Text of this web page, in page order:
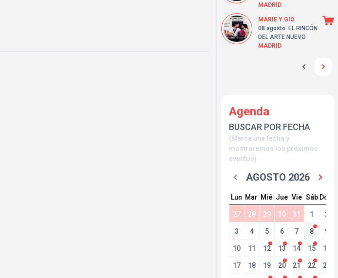
MADRID
MARIE Y GIO
08 agosto. EL RINCÓN
DEL ARTE NUEVO
MADRID
Agenda
BUSCAR POR FECHA
(Marca una fecha y
mostraremos los próximos
eventos)
AGOSTO 2026
Lun Mar Mié Jue Vie Sáb Dom
27 28 29 30 31 1 2
3 4 5 6 7 8 9
10 11 12 13 14 15 16
17 18 19 20 21 22 23